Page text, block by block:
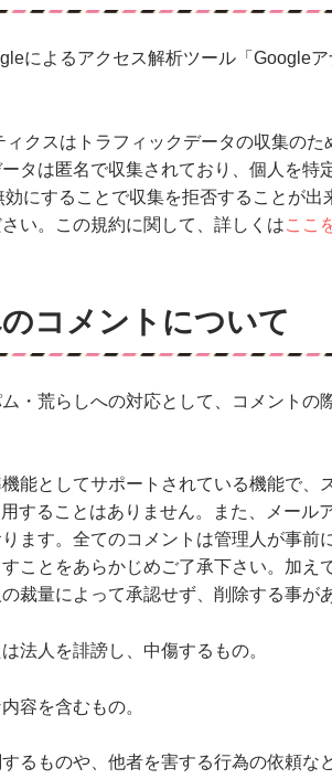
によるアクセス解析ツール「Google
クスはトラフィックデータの収集のた
タは匿名で収集されており、個人を特
にすることで収集を拒否することが出
い。この規約に関して、詳しくはここ
コメントについて
・荒らしへの対応として、コメントの
能としてサポートされている機能で、
することはありません。また、メール
ます。全てのコメントは管理人が事前
すことをあらかじめご了承下さい。加え
裁量によって承認せず、削除する事が
法人を誹謗し、中傷するもの。
容を含むもの。
するものや、他者を害する行為の依頼な